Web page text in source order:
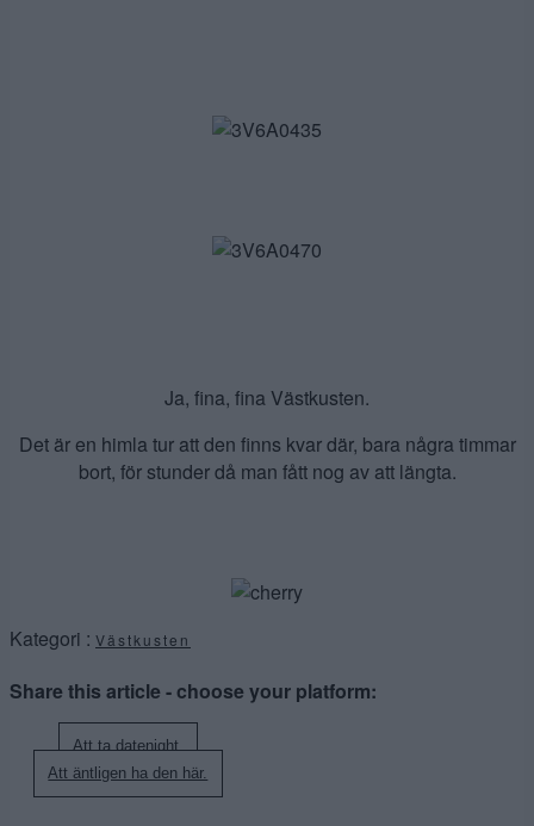
Ja, fina, fina Västkusten.
Det är en himla tur att den finns kvar där, bara några timmar
bort, för stunder då man fått nog av att längta.
Kategori : Västkusten
Share this article - choose your platform:
Inläggsnavigering
Att ta datenight.
Att äntligen ha den här.